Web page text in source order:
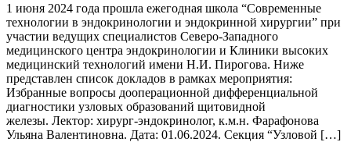
1 июня 2024 года прошла ежегодная школа “Современные
технологии в эндокринологии и эндокринной хирургии” при
участии ведущих специалистов Северо-Западного
медицинского центра эндокринологии и Клиники высоких
медицинский технологий имени Н.И. Пирогова. Ниже
представлен список докладов в рамках мероприятия:
Избранные вопросы дооперационной дифференциальной
диагностики узловых образований щитовидной
железы. Лектор: хирург-эндокринолог, к.м.н. Фарафонова
Ульяна Валентиновна. Дата: 01.06.2024. Секция “Узловой […]